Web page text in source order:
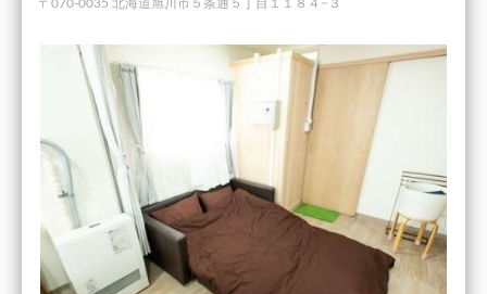
〒070-0035 北海道旭川市５条通５丁目１１８４−３